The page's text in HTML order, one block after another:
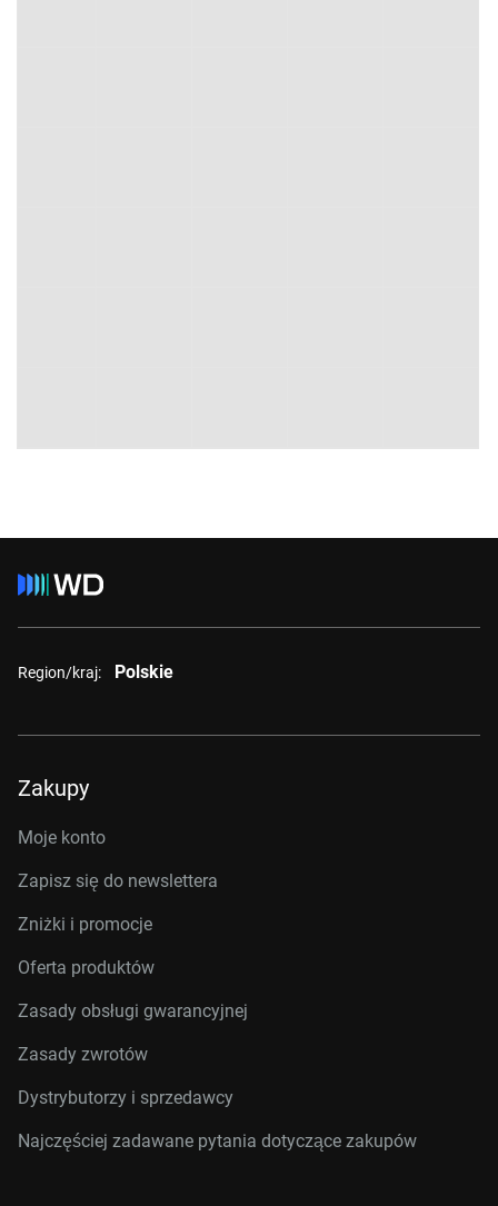
Region/kraj: Polskie
Zakupy
Moje konto
Zapisz się do newslettera
Zniżki i promocje
Oferta produktów
Zasady obsługi gwarancyjnej
Zasady zwrotów
Dystrybutorzy i sprzedawcy
Najczęściej zadawane pytania dotyczące zakupów